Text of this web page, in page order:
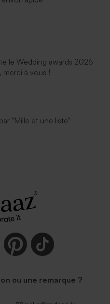
le Wedding awards 2026
merci à vous !
"Mille et une liste"
ou une remarque ?